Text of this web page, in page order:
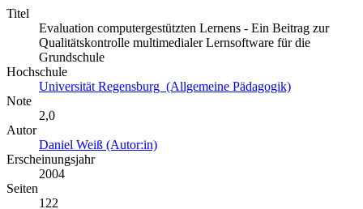
Titel
Evaluation computergestützten Lernens - Ein Beitrag zur
Qualitätskontrolle multimedialer Lernsoftware für die
Grundschule
Hochschule
Universität Regensburg (Allgemeine Pädagogik)
Note
2,0
Autor
Daniel Weiß (Autor:in)
Erscheinungsjahr
2004
Seiten
122